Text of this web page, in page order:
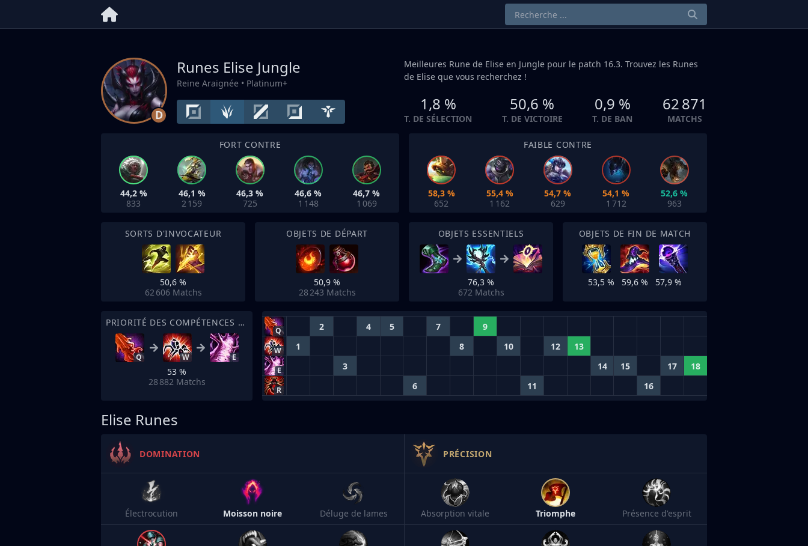
D
Runes Elise Jungle
Reine Araignée • Platinum+
Meilleures Rune de Elise en Jungle pour le patch 16.3. Trouvez les Runes
de Elise que vous recherchez !
1,8 %
T. DE SÉLECTION
50,6 %
T. DE VICTOIRE
0,9 %
T. DE BAN
62 871
MATCHS
FORT CONTRE
44,2 %
833
46,1 %
2 159
46,3 %
725
46,6 %
1 148
46,7 %
1 069
FAIBLE CONTRE
58,3 %
652
55,4 %
1 162
54,7 %
629
54,1 %
1 712
52,6 %
963
SORTS D'INVOCATEUR
50,6 %
62 606 Matchs
OBJETS DE DÉPART
50,9 %
28 243 Matchs
OBJETS ESSENTIELS
76,3 %
672 Matchs
OBJETS DE FIN DE MATCH
53,5 % 59,6 % 57,9 %
PRIORITÉ DES COMPÉTENCES DE SORT
Q W E
53 %
28 882 Matchs
Q 2 4 5 7 9
W 1 8 10 12 13
E 3 14 15 17 18
R 6 11 16
Elise Runes
DOMINATION
Électrocution Moisson noire Déluge de lames
PRÉCISION
Absorption vitale Triomphe Présence d'esprit